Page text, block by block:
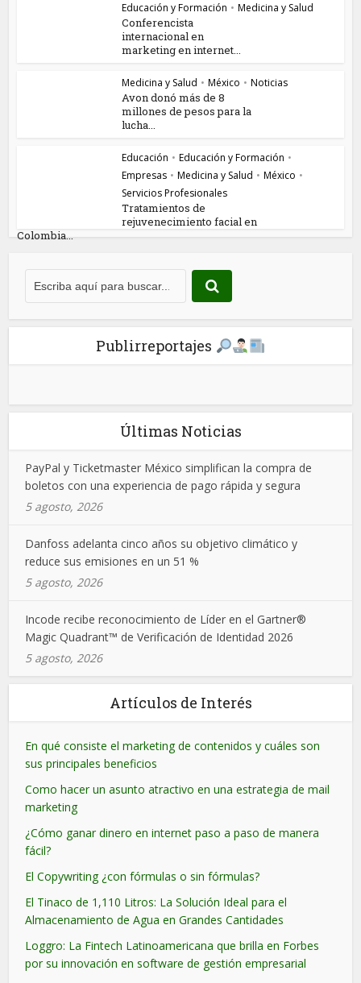
Educación y Formación • Medicina y Salud
Conferencista
internacional en
marketing en internet...
Medicina y Salud • México • Noticias
Avon donó más de 8
millones de pesos para la
lucha...
Educación • Educación y Formación •
Empresas • Medicina y Salud • México •
Servicios Profesionales
Tratamientos de
rejuvenecimiento facial en
Colombia...
Publirreportajes
Últimas Noticias
PayPal y Ticketmaster México simplifican la compra de
boletos con una experiencia de pago rápida y segura
5 agosto, 2026
Danfoss adelanta cinco años su objetivo climático y
reduce sus emisiones en un 51 %
5 agosto, 2026
Incode recibe reconocimiento de Líder en el Gartner®
Magic Quadrant™ de Verificación de Identidad 2026
5 agosto, 2026
Artículos de Interés
En qué consiste el marketing de contenidos y cuáles son
sus principales beneficios
Como hacer un asunto atractivo en una estrategia de mail
marketing
¿Cómo ganar dinero en internet paso a paso de manera
fácil?
El Copywriting ¿con fórmulas o sin fórmulas?
El Tinaco de 1,110 Litros: La Solución Ideal para el
Almacenamiento de Agua en Grandes Cantidades
Loggro: La Fintech Latinoamericana que brilla en Forbes
por su innovación en software de gestión empresarial